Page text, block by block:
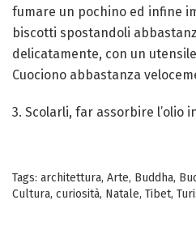
fumare un pochino ed infine
biscotti spostandoli
delicatamente, con un
Cuociono abbastanza
3. Scolarli, far assorbire l’olio
Tags: architettura, Arte, Buddha,
Cultura, curiosità, Natale, Tibet,